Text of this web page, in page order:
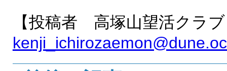
【投稿者 高塚山望活クラブ